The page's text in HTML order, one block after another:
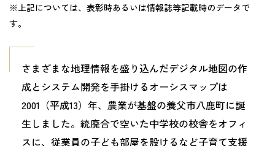
※上記については、表彰時あるいは情報誌等記載時のデータで
す。
さまざまな地理情報を盛り込んだデジタル地図の作
成とシステム開発を手掛けるオーシスマップは
2001（平成13）年、農業が基盤の養父市八鹿町に誕
生しました。統廃合で空いた中学校の校舎をオフィ
スに、従業員の子ども部屋を設けるなど子育て支援